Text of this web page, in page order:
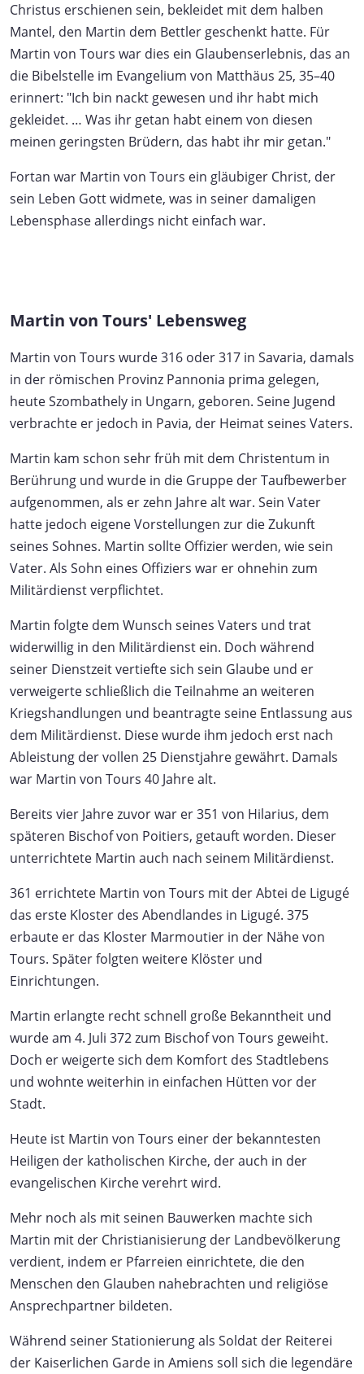
Christus erschienen sein, bekleidet mit dem halben
Mantel, den Martin dem Bettler geschenkt hatte. Für
Martin von Tours war dies ein Glaubenserlebnis, das an
die Bibelstelle im Evangelium von Matthäus 25, 35–40
erinnert: "Ich bin nackt gewesen und ihr habt mich
gekleidet. … Was ihr getan habt einem von diesen
meinen geringsten Brüdern, das habt ihr mir getan."
Fortan war Martin von Tours ein gläubiger Christ, der
sein Leben Gott widmete, was in seiner damaligen
Lebensphase allerdings nicht einfach war.
Martin von Tours' Lebensweg
Martin von Tours wurde 316 oder 317 in Savaria, damals
in der römischen Provinz Pannonia prima gelegen,
heute Szombathely in Ungarn, geboren. Seine Jugend
verbrachte er jedoch in Pavia, der Heimat seines Vaters.
Martin kam schon sehr früh mit dem Christentum in
Berührung und wurde in die Gruppe der Taufbewerber
aufgenommen, als er zehn Jahre alt war. Sein Vater
hatte jedoch eigene Vorstellungen zur die Zukunft
seines Sohnes. Martin sollte Offizier werden, wie sein
Vater. Als Sohn eines Offiziers war er ohnehin zum
Militärdienst verpflichtet.
Martin folgte dem Wunsch seines Vaters und trat
widerwillig in den Militärdienst ein. Doch während
seiner Dienstzeit vertiefte sich sein Glaube und er
verweigerte schließlich die Teilnahme an weiteren
Kriegshandlungen und beantragte seine Entlassung aus
dem Militärdienst. Diese wurde ihm jedoch erst nach
Ableistung der vollen 25 Dienstjahre gewährt. Damals
war Martin von Tours 40 Jahre alt.
Bereits vier Jahre zuvor war er 351 von Hilarius, dem
späteren Bischof von Poitiers, getauft worden. Dieser
unterrichtete Martin auch nach seinem Militärdienst.
361 errichtete Martin von Tours mit der Abtei de Ligugé
das erste Kloster des Abendlandes in Ligugé. 375
erbaute er das Kloster Marmoutier in der Nähe von
Tours. Später folgten weitere Klöster und
Einrichtungen.
Martin erlangte recht schnell große Bekanntheit und
wurde am 4. Juli 372 zum Bischof von Tours geweiht.
Doch er weigerte sich dem Komfort des Stadtlebens
und wohnte weiterhin in einfachen Hütten vor der
Stadt.
Heute ist Martin von Tours einer der bekanntesten
Heiligen der katholischen Kirche, der auch in der
evangelischen Kirche verehrt wird.
Mehr noch als mit seinen Bauwerken machte sich
Martin mit der Christianisierung der Landbevölkerung
verdient, indem er Pfarreien einrichtete, die den
Menschen den Glauben nahebrachten und religiöse
Ansprechpartner bildeten.
Während seiner Stationierung als Soldat der Reiterei
der Kaiserlichen Garde in Amiens soll sich die legendäre